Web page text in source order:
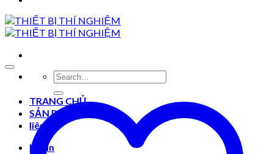
Search
for:
TRANG CHỦ
SẢN PHẨM
liên hệ
Login